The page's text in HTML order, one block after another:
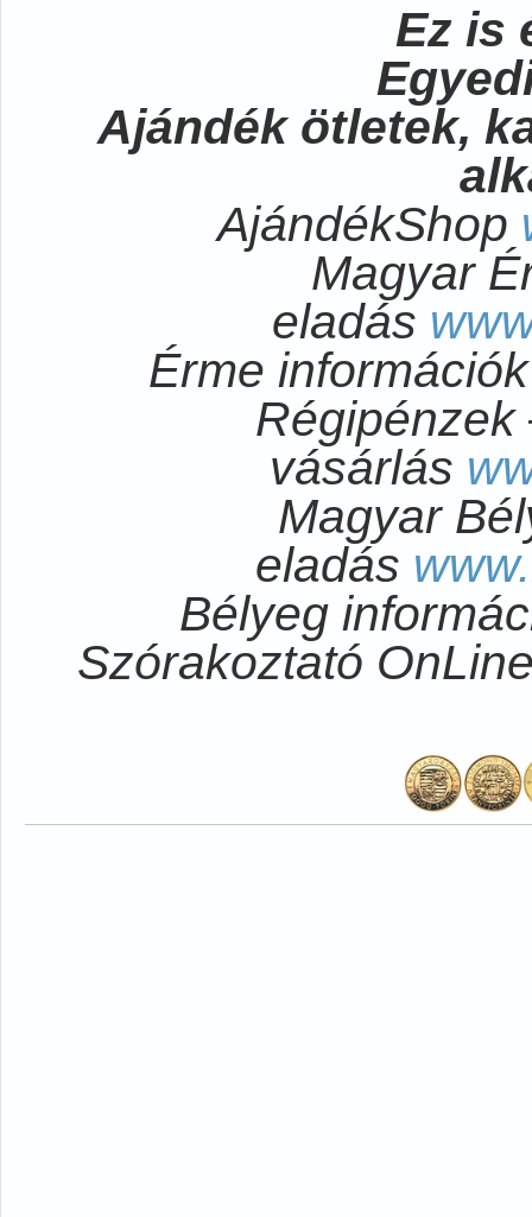
Ez is
Ajándék ötletek,
AjándékShop
Magyar
eladás
Érme
Régipénzek
vásárlás
Magyar
eladás
Bélyeg
Szórakoztató